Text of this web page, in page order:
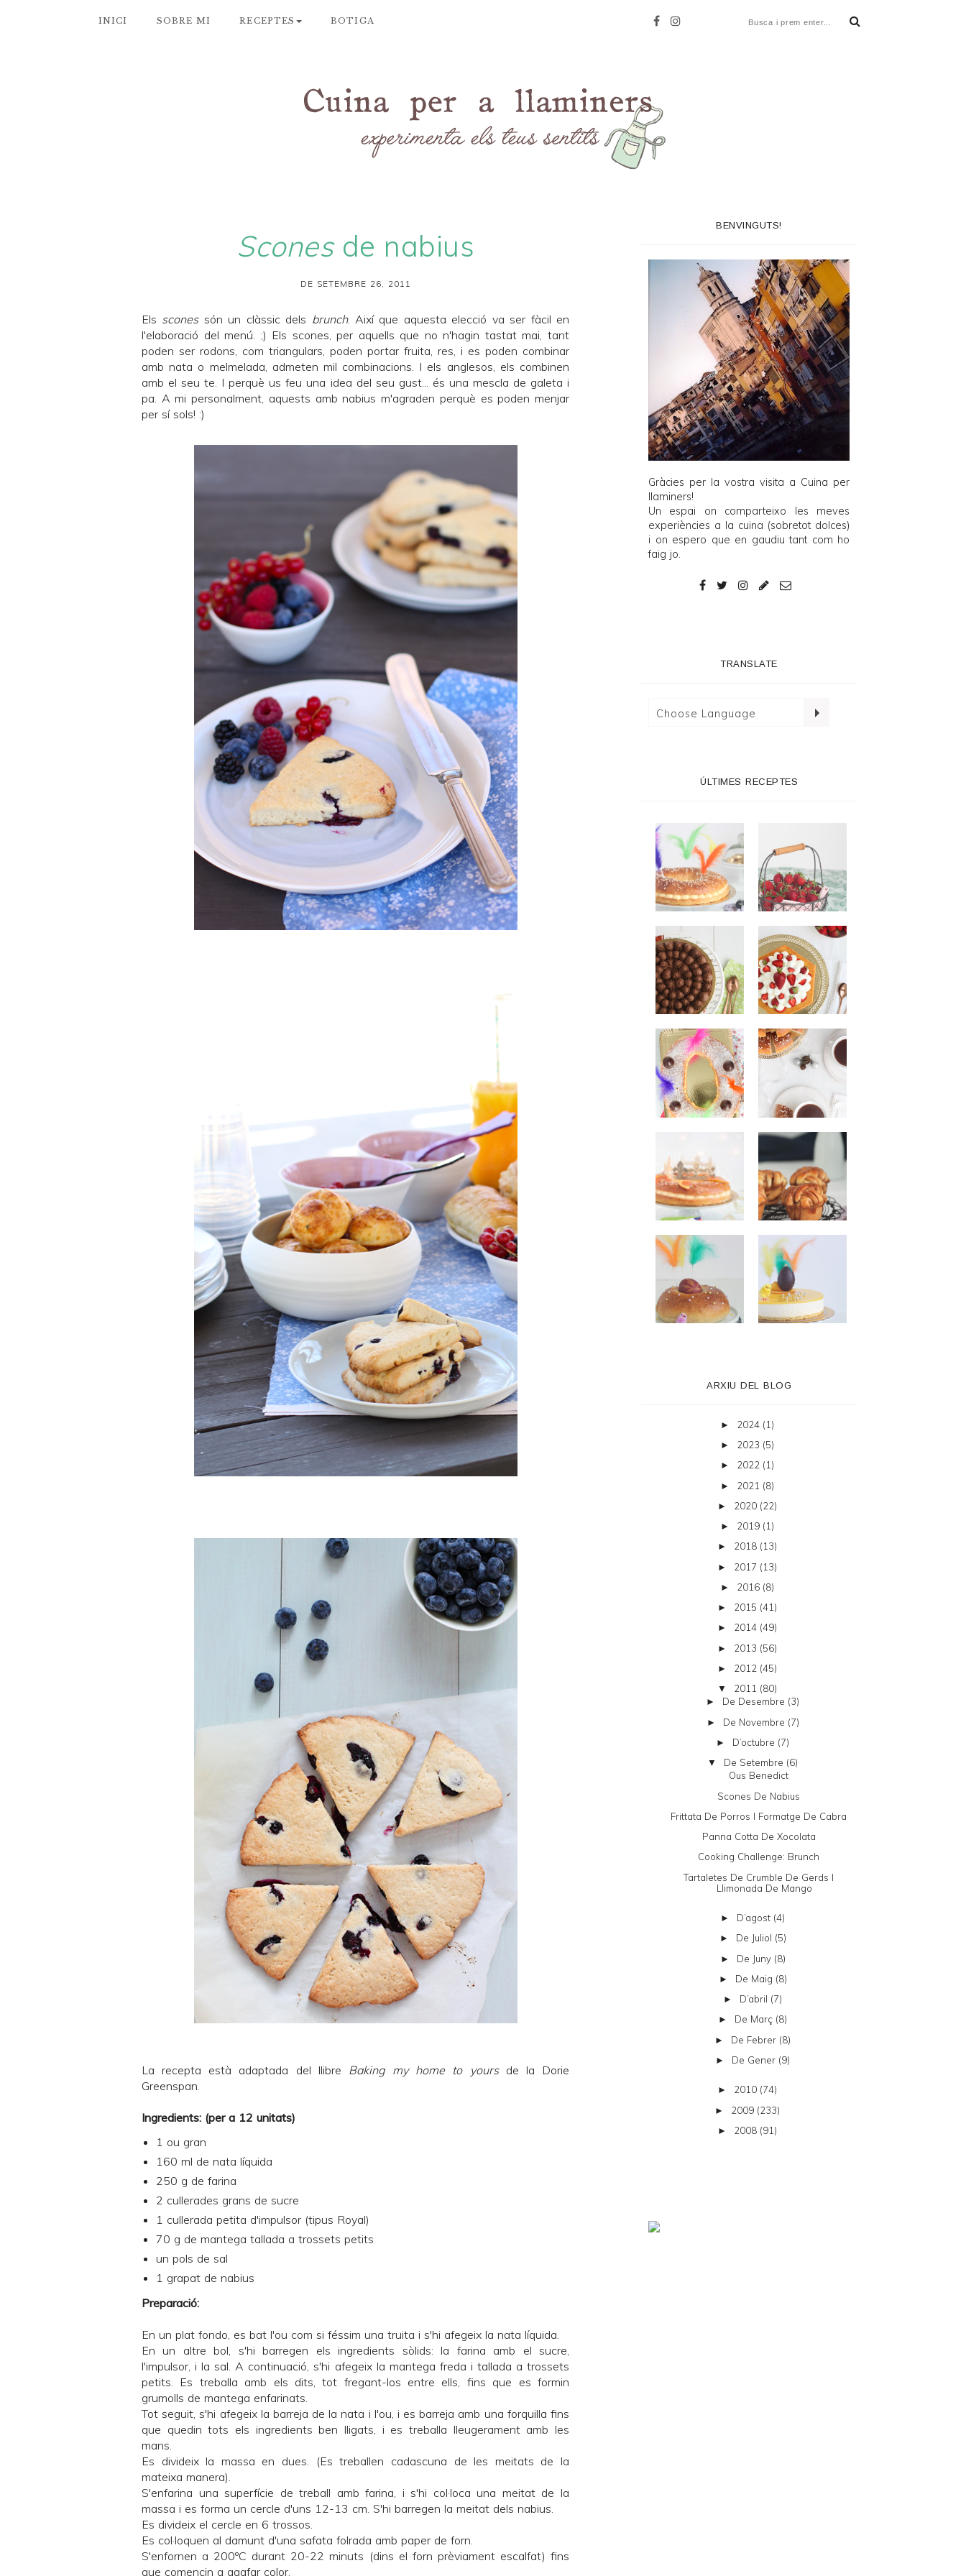
INICI SOBRE MI RECEPTES BOTIGA
Sconesde nabius
DE SETEMBRE 26, 2011
Els sconessón un clàssic dels brunch. Així que aquesta elecció va ser fàcil en
l'elaboració del menú. ;) Els scones, per aquells que no n'hagin tastat mai, tant
poden ser rodons, com triangulars, poden portar fruita, res, i es poden combinar
amb nata o melmelada, admeten mil combinacions. I els anglesos, els combinen
amb el seu te. I perquè us feu una idea del seu gust... és una mescla de galeta i
pa. A mi personalment, aquests amb nabius m'agraden perquè es poden menjar
per sí sols! :)
La recepta està adaptada del llibre Baking my home to yoursde la Dorie
Greenspan.
Ingredients: (per a 12 unitats)
1 ou gran
160 ml de nata líquida
250 g de farina
2 cullerades grans de sucre
1 cullerada petita d'impulsor (tipus Royal)
70 g de mantega tallada a trossets petits
un pols de sal
1 grapat de nabius
Preparació:
En un plat fondo, es bat l'ou com si féssim una truita i s'hi afegeix la nata líquida.
En un altre bol, s'hi barregen els ingredients sòlids: la farina amb el sucre,
l'impulsor, i la sal. A continuació, s'hi afegeix la mantega freda i tallada a trossets
petits. Es treballa amb els dits, tot fregant-los entre ells, fins que es formin
grumolls de mantega enfarinats.
Tot seguit, s'hi afegeix la barreja de la nata i l'ou, i es barreja amb una forquilla fins
que quedin tots els ingredients ben lligats, i es treballa lleugerament amb les
mans.
Es divideix la massa en dues. (Es treballen cadascuna de les meitats de la
mateixa manera).
S'enfarina una superfície de treball amb farina, i s'hi col·loca una meitat de la
massa i es forma un cercle d'uns 12-13 cm. S'hi barregen la meitat dels nabius.
Es divideix el cercle en 6 trossos.
Es col·loquen al damunt d'una safata folrada amb paper de forn.
S'enfornen a 200ºC durant 20-22 minuts (dins el forn prèviament escalfat) fins
que comencin a agafar color.
BENVINGUTS!
Gràcies per la vostra visita a Cuina per
llaminers!
Un espai on comparteixo les meves
experiències a la cuina (sobretot dolces)
i on espero que en gaudiu tant com ho
faig jo.
TRANSLATE
ÚLTIMES RECEPTES
ARXIU DEL BLOG
► 2024 (1)
► 2023 (5)
► 2022 (1)
► 2021 (8)
► 2020 (22)
► 2019 (1)
► 2018 (13)
► 2017 (13)
► 2016 (8)
► 2015 (41)
► 2014 (49)
► 2013 (56)
► 2012 (45)
▼ 2011 (80)
► De Desembre (3)
► De Novembre (7)
► D’octubre (7)
▼ De Setembre (6)
Ous Benedict
Scones De Nabius
Frittata De Porros I Formatge De Cabra
Panna Cotta De Xocolata
Cooking Challenge: Brunch
Tartaletes De Crumble De Gerds I
Llimonada De Mango
► D’agost (4)
► De Juliol (5)
► De Juny (8)
► De Maig (8)
► D’abril (7)
► De Març (8)
► De Febrer (8)
► De Gener (9)
► 2010 (74)
► 2009 (233)
► 2008 (91)